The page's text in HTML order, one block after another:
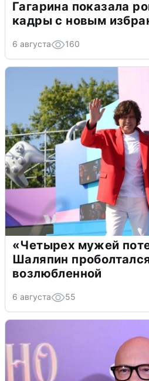
Гагарина показала
кадры с новым
6 августа 160
«Четырех мужей
Шаляпин
возлюбленной
6 августа 55